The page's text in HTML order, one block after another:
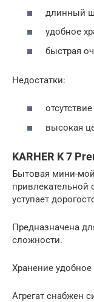
длинный
удобное
быстрая
Недостатки:
высокая
KARHER K 7
Бытовая мини-
привлекательной
уступает
Предназначена
сложности.
Хранение
Агрегат снабжен